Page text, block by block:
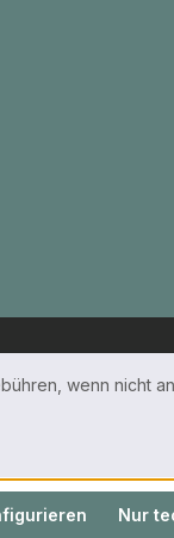
wenn nicht
Nur